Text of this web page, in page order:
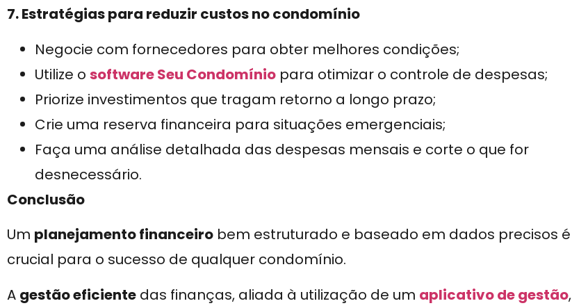
7. Estratégias para reduzir custos no condomínio
Negocie com fornecedores para obter melhores condições;
Utilize o software Seu Condomínio para otimizar o controle de despesas;
Priorize investimentos que tragam retorno a longo prazo;
Crie uma reserva financeira para situações emergenciais;
Faça uma análise detalhada das despesas mensais e corte o que for
desnecessário.
Conclusão
Um planejamento financeiro bem estruturado e baseado em dados precisos é
crucial para o sucesso de qualquer condomínio.
A gestão eficiente das finanças, aliada à utilização de um aplicativo de gestão,